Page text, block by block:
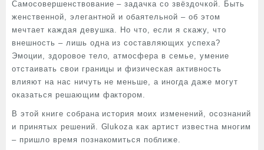
Самосовершенствование – задачка со звёздочкой. Быть
женственной, элегантной и обаятельной – об этом
мечтает каждая девушка. Но что, если я скажу, что
внешность – лишь одна из составляющих успеха?
Эмоции, здоровое тело, атмосфера в семье, умение
отстаивать свои границы и физическая активность
влияют на нас ничуть не меньше, а иногда даже могут
оказаться решающим фактором.
В этой книге собрана история моих изменений, осознаний
и принятых решений. Glukoza как артист известна многим
– пришло время познакомиться поближе.